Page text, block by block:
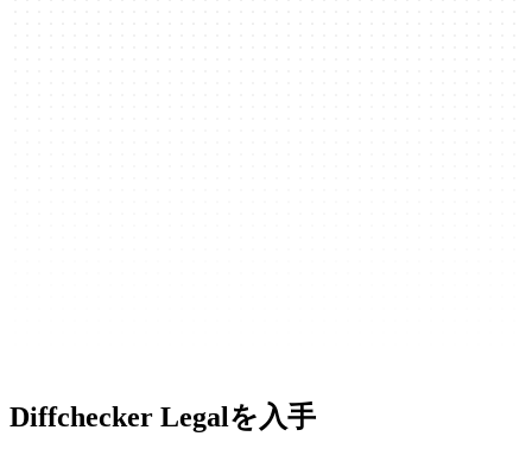
Diffchecker Legalを入手